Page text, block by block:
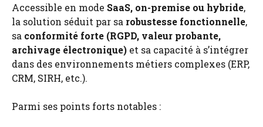
Accessible en mode SaaS, on-premise ou hybride,
la solution séduit par sa robustesse fonctionnelle,
sa conformité forte (RGPD, valeur probante,
archivage électronique) et sa capacité à s’intégrer
dans des environnements métiers complexes (ERP,
CRM, SIRH, etc.).
Parmi ses points forts notables :